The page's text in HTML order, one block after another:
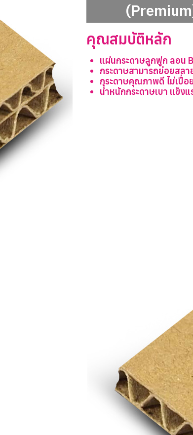
คุณสมบัติหลัก
แผ่นกระดาษลูกฟูก ลอน
กระดาษสามารถย่อยสล
กระดาษคุณภาพดี ไม่เปื่อ
น้ำหนักกระดาษเบา แข็ง